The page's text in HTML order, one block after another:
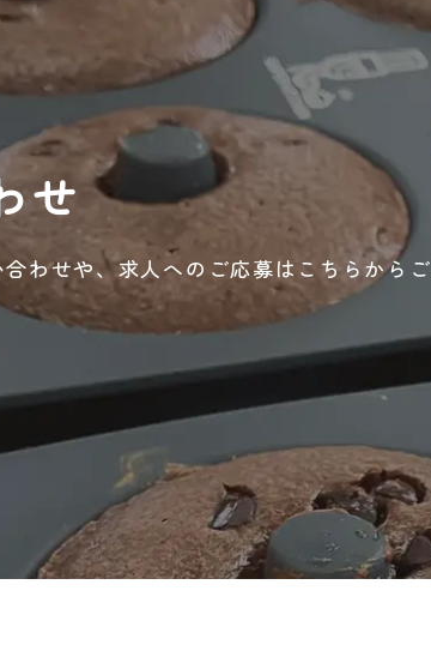
せ
わせや、求人へのご応募はこちらから